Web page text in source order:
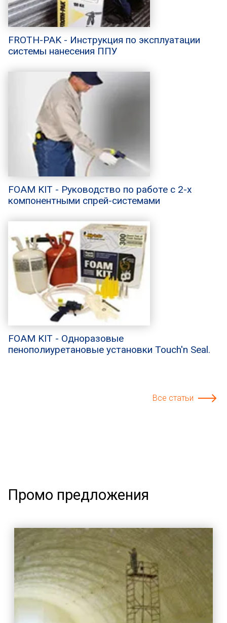
FROTH-PAK - Инструкция по эксплуатации
системы нанесения ППУ
FOAM KIT - Руководство по работе с 2-х
компонентными спрей-системами
FOAM KIT - Одноразовые
пенополиуретановые установки Touch'n Seal.
Все статьи
Промо предложения